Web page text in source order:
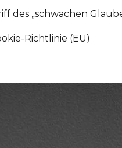
des „schwachen
Richtlinie (EU)